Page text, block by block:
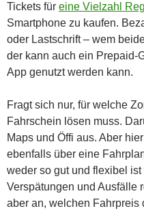
Tickets für eine Vielzahl
Smartphone zu kaufen.
oder Lastschrift – wem
der kann auch ein Prepaid-
App genutzt werden kann.
Fragt sich nur, für welche
Fahrschein lösen muss.
Maps und Öffi aus. Aber
ebenfalls über eine
weder so gut und flexibel
Verspätungen und Ausfälle
aber an, welchen Fahrpreis